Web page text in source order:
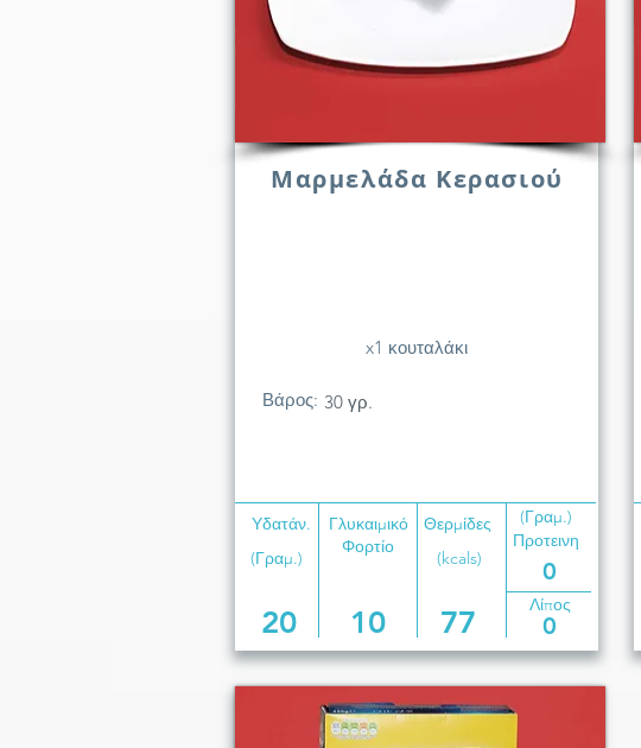
Μαρμελάδα Κερασιού
x1 κουταλάκι
Βάρος: 30 γρ.
Υδατάν.
Γλυκαιμικό
Φορτίο
(Γραμ.)
Θερμίδες
(kcals)
Προτεινη
0
(Γραμ.)
20 10 77 Λίπος
0